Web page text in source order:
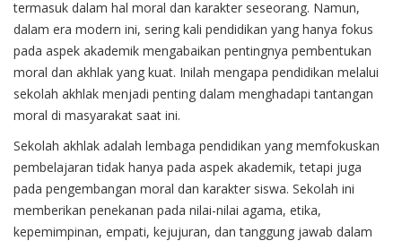
termasuk dalam hal moral dan karakter seseorang. Namun,
dalam era modern ini, sering kali pendidikan yang hanya fokus
pada aspek akademik mengabaikan pentingnya pembentukan
moral dan akhlak yang kuat. Inilah mengapa pendidikan melalui
sekolah akhlak menjadi penting dalam menghadapi tantangan
moral di masyarakat saat ini.
Sekolah akhlak adalah lembaga pendidikan yang memfokuskan
pembelajaran tidak hanya pada aspek akademik, tetapi juga
pada pengembangan moral dan karakter siswa. Sekolah ini
memberikan penekanan pada nilai-nilai agama, etika,
kepemimpinan, empati, kejujuran, dan tanggung jawab dalam